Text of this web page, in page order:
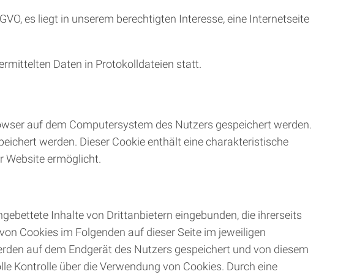
es liegt in unserem berechtigten Interesse, eine Internetseite
Daten in Protokolldateien statt.
auf dem Computersystem des Nutzers gespeichert werden.
werden. Dieser Cookie enthält eine charakteristische
Website ermöglicht.
Inhalte von Drittanbietern eingebunden, die ihrerseits
Cookies im Folgenden auf dieser Seite im jeweiligen
auf dem Endgerät des Nutzers gespeichert und von diesem
Kontrolle über die Verwendung von Cookies. Durch eine